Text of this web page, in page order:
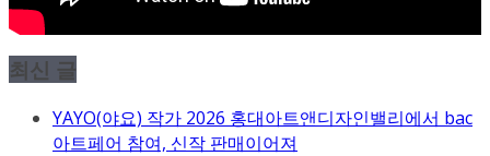
최신 글
YAYO(야요) 작가 2026 홍대아트앤디자인밸리에서 bac
아트페어 참여, 신작 판매이어져